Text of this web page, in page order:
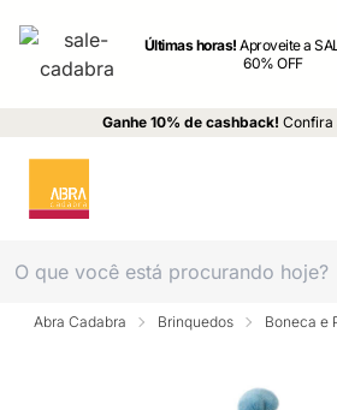
Últimas horas!Aproveite a
60% OFF
Ganhe 10% de cashback! Confira
Abra Cadabra Brinquedos Boneca e